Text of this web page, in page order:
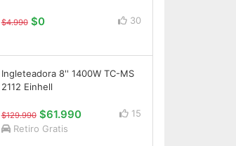
$4.990 $0 30
Ingleteadora 8'' 1400W TC-MS
2112 Einhell
$129.990 $61.990
15
Retiro Gratis